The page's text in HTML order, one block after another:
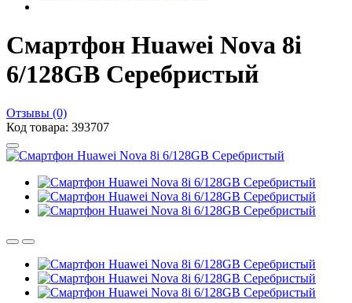
Смартфон Huawei Nova 8i
6/128GB Серебристый
Отзывы (0)
Код товара: 393707